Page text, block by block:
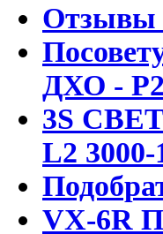
Отзывы
ДХО -
3S
L2 3000-
VX-6R